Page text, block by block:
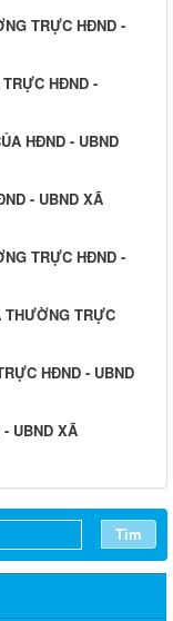
TRỰC HĐND -
HĐND -
HĐND - UBND
- UBND XÃ
TRỰC HĐND -
THƯỜNG TRỰC
HĐND - UBND
UBND XÃ
Tìm